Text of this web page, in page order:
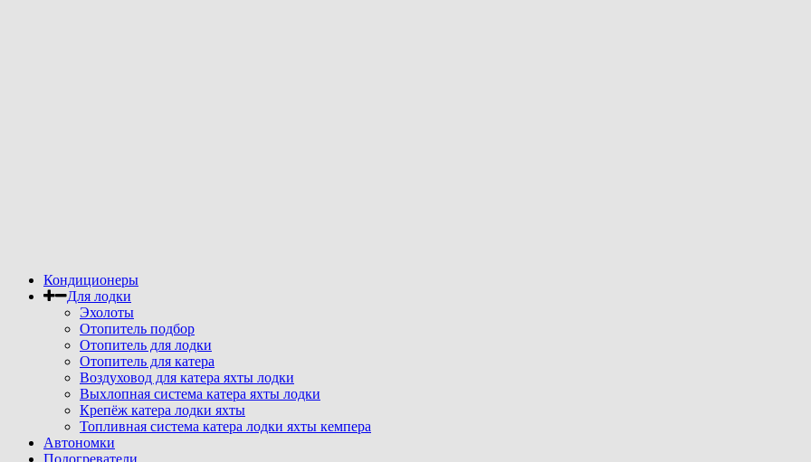
Кондиционеры
Для лодки
Эхолоты
Отопитель подбор
Отопитель для лодки
Отопитель для катера
Воздуховод для катера яхты лодки
Выхлопная система катера яхты лодки
Крепёж катера лодки яхты
Топливная система катера лодки яхты кемпера
Автономки
Подогреватели